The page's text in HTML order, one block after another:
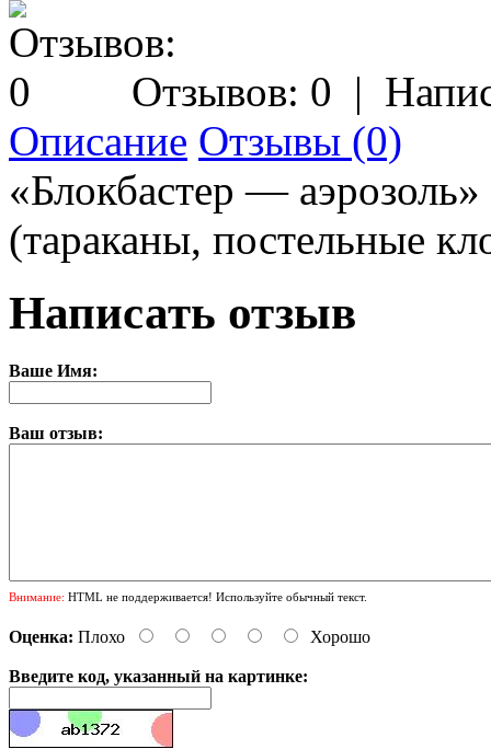
Отзывов: 0 |
Описание Отзывы (0)
«Блокбастер —
(тараканы, постельные
Написать отзыв
Ваше Имя:
Ваш отзыв:
Внимание: HTML не поддерживается! Используйте обычный текст.
Оценка: Плохо Хорошо
Введите код, указанный на картинке: